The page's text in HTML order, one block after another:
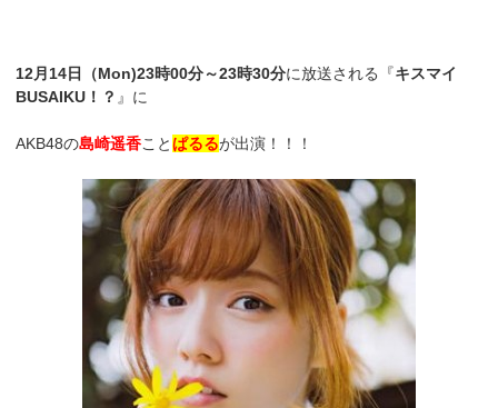
12月14日（Mon)23時00分～23時30分に放送される『キスマイ
BUSAIKU！？ 』に
AKB48の島崎遥香ことぱるるが出演！！！